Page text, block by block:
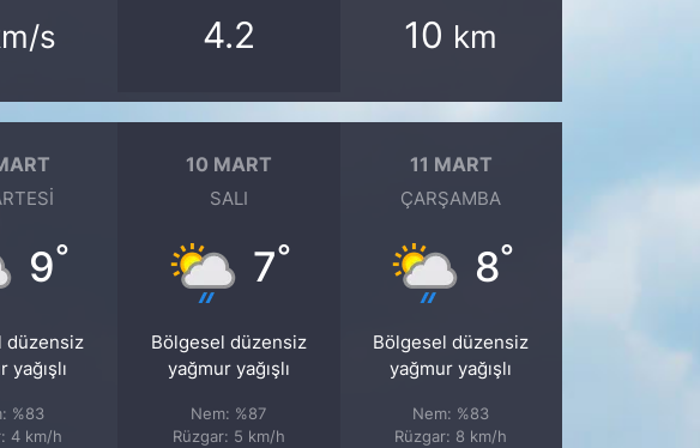
s 4.2 10 km
9°
düzensiz
yağışlı
%83
4 km/h
10 MART
SALI
7°
Bölgesel düzensiz
yağmur yağışlı
Nem: %87
Rüzgar: 5 km/h
11 MART
ÇARŞAMBA
8°
Bölgesel düzensiz
yağmur yağışlı
Nem: %83
Rüzgar: 8 km/h